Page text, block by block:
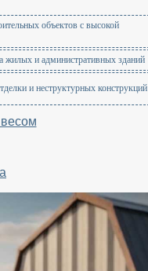
объектов с высокой
жилых и административных зданий
и неструктурных конструкций